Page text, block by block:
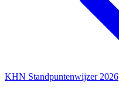
KHN Standpuntenwijzer 2026